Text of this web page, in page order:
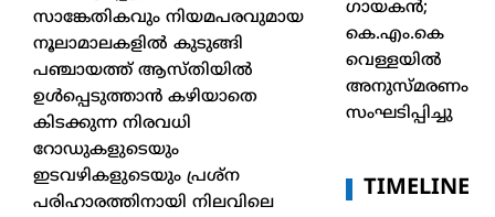
സാങ്കേതികവും നിയമപരവുമായ
നൂലാമാലകളിൽ കുടുങ്ങി
പഞ്ചായത്ത് ആസ്തിയിൽ
ഉൾപ്പെടുത്താൻ കഴിയാതെ
കിടക്കുന്ന നിരവധി
റോഡുകളുടെയും
ഇടവഴികളുടെയും പ്രശ്ന
പരിഹാരത്തിനായി നിലവിലെ
ഗായകൻ;
കെ.എം.കെ
വെള്ളയിൽ
അനുസ്മരണം
സംഘടിപ്പിച്ചു
TIMELINE